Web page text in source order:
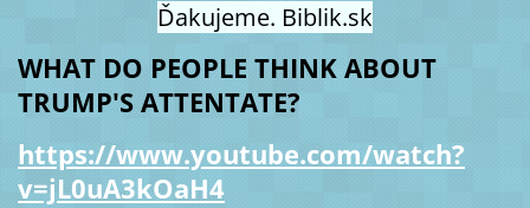
Ďakujeme. Biblik.sk
WHAT DO PEOPLE THINK ABOUT
TRUMP'S ATTENTATE?
https://www.youtube.com/watch?
v=jL0uA3kOaH4